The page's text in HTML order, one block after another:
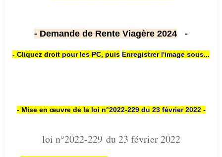
- Demande de Rente Viagère 2024 -
- Cliquez droit pour les PC, puis Enregistrer l'image sous...
- Mise en œuvre de la loi n°2022-229 du 23 février 2022 -
loi n°2022-229 du 23 février 2022